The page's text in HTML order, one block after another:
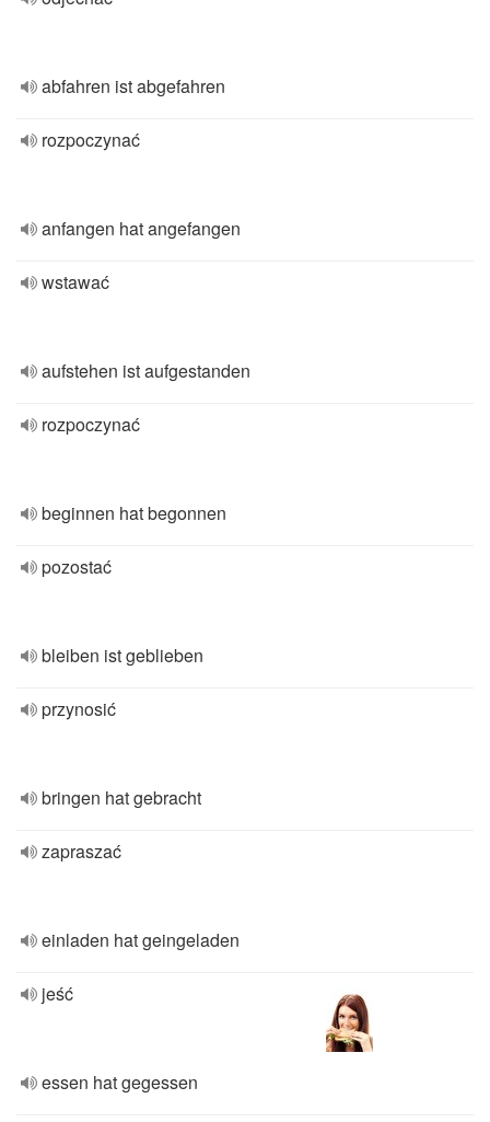
abfahren ist abgefahren
rozpoczynać
anfangen hat angefangen
wstawać
aufstehen ist aufgestanden
rozpoczynać
beginnen hat begonnen
pozostać
bleiben ist geblieben
przynosić
bringen hat gebracht
zapraszać
einladen hat geingeladen
jeść
essen hat gegessen